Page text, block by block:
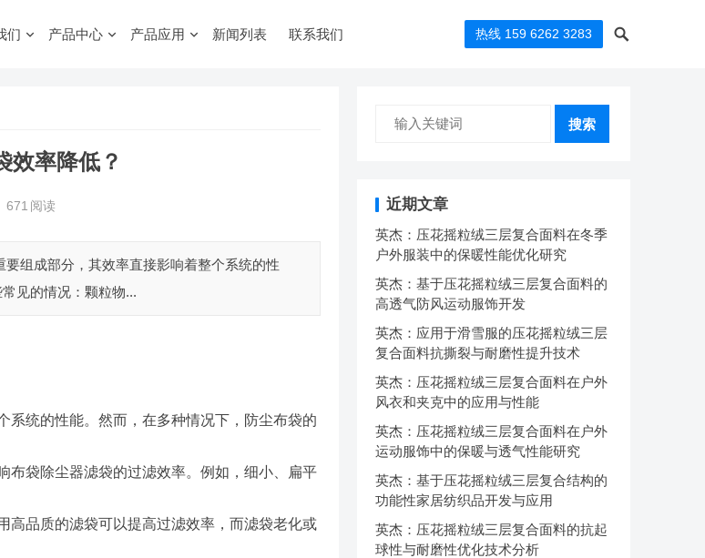
们 产品中心 产品应用 新闻列表 联系我们 热线 159 6262 3283
效率降低？
671 阅读
组成部分，其效率直接影响着整个系统的性
见的情况：颗粒物...
系统的性能。然而，在多种情况下，防尘布袋的
布袋除尘器滤袋的过滤效率。例如，细小、扁平
高品质的滤袋可以提高过滤效率，而滤袋老化或
搜索
近期文章
英杰：压花摇粒绒三层复合面料在冬季
户外服装中的保暖性能优化研究
英杰：基于压花摇粒绒三层复合面料的
高透气防风运动服饰开发
英杰：应用于滑雪服的压花摇粒绒三层
复合面料抗撕裂与耐磨性提升技术
英杰：压花摇粒绒三层复合面料在户外
风衣和夹克中的应用与性能
英杰：压花摇粒绒三层复合面料在户外
运动服饰中的保暖与透气性能研究
英杰：基于压花摇粒绒三层复合结构的
功能性家居纺织品开发与应用
英杰：压花摇粒绒三层复合面料的抗起
球性与耐磨性优化技术分析